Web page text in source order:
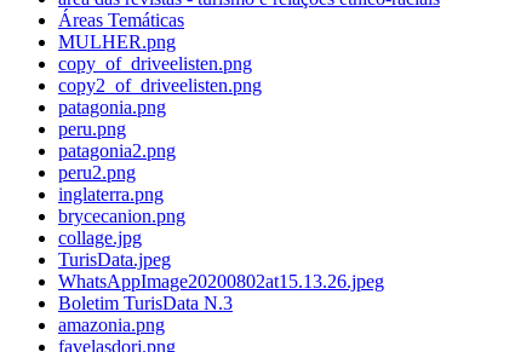
Áreas Temáticas
MULHER.png
copy_of_driveelisten.png
copy2_of_driveelisten.png
patagonia.png
peru.png
patagonia2.png
peru2.png
inglaterra.png
brycecanion.png
collage.jpg
TurisData.jpeg
WhatsAppImage20200802at15.13.26.jpeg
Boletim TurisData N.3
amazonia.png
favelasdorj.png